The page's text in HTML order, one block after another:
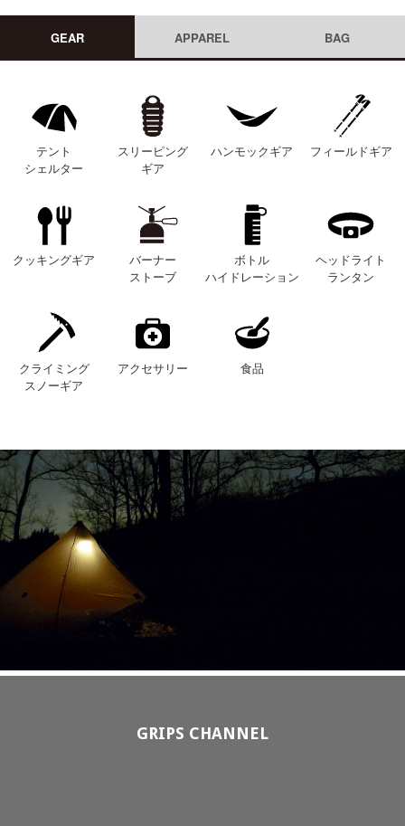
GEAR APPAREL BAG
テント
シェルター
スリーピング
ギア
ハンモックギア フィールドギア
クッキングギア
バーナー
ストーブ
ボトル
ハイドレーション
ヘッドライト
ランタン
クライミング
スノーギア
アクセサリー 食品
GRIPS CHANNEL